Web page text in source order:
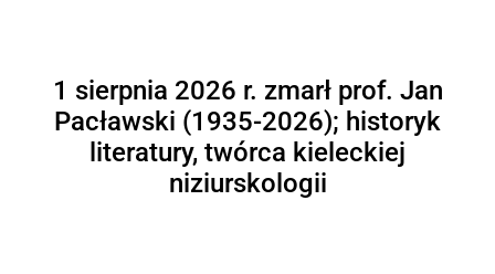
1 sierpnia 2026 r. zmarł prof. Jan
Pacławski (1935-2026); historyk
literatury, twórca kieleckiej
niziurskologii